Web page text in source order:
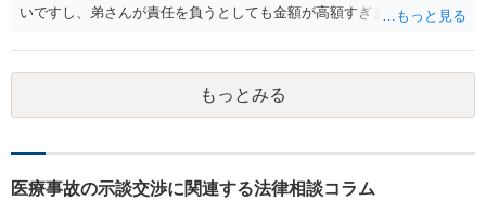
いですし、弟さんが責任を負うとしても金額が高額すぎます。 仮に弟
実だとしても責任を負うのは弟さんです。弟さんの詳しいご状況は分
かりませんが、現在お仕事をされて一人暮らしもできているというこ
とですから、自立施設にいたからといって責任無能力者ということに
はなりません。また、お父様が施設に入所させたことと今回の争いと
ない」として考える時間や弁護士に相談する時間を与えないことも怪
もっとみる
医療事故の示談交渉に関連する法律相談コラム